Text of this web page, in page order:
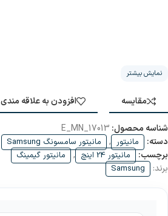
نمایش بیشتر
مقایسه افزودن به علاقه مندی
شناسه محصول: E_MN_17013
دسته:
مانیتور , مانیتور سامسونگ Samsung
برچسب: مانیتور 24 اینچ , مانیتور گیمینگ
برند: Samsung